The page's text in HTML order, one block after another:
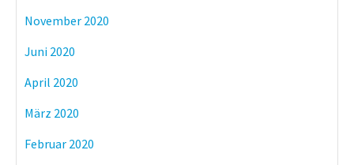
November 2020
Juni 2020
April 2020
März 2020
Februar 2020